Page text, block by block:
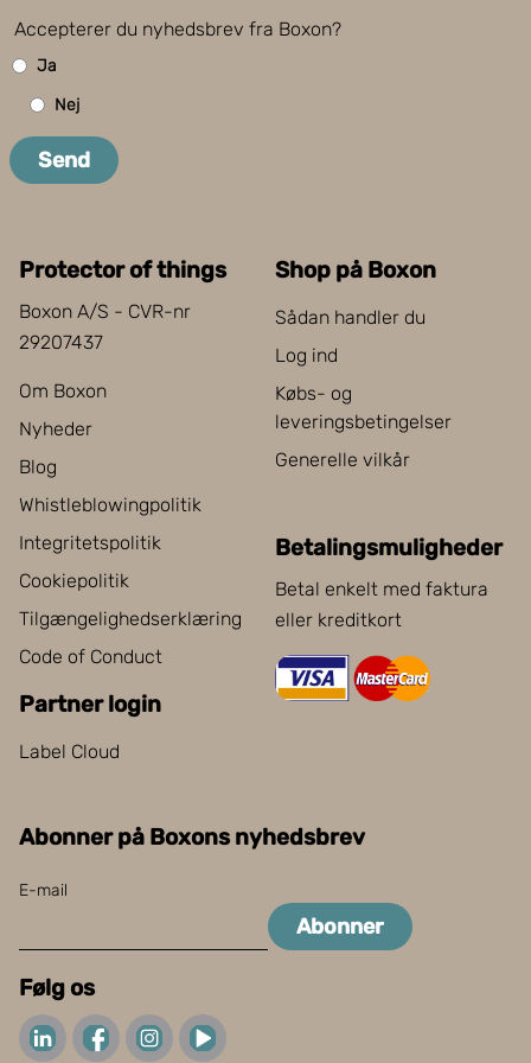
Accepterer du nyhedsbrev fra Boxon?
Ja
Nej
Send
Protector of things
Boxon A/S - CVR-nr
29207437
Om Boxon
Nyheder
Blog
Whistleblowingpolitik
Integritetspolitik
Cookiepolitik
Tilgængelighedserklæring
Code of Conduct
Partner login
Label Cloud
Shop på Boxon
Sådan handler du
Log ind
Købs- og
leveringsbetingelser
Generelle vilkår
Betalingsmuligheder
Betal enkelt med faktura
eller kreditkort
Abonner på Boxons nyhedsbrev
E-mail
Abonner
Følg os